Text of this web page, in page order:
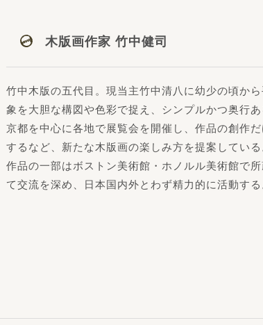
木版画作家 竹中健司
竹中木版の五代目。現当主竹中清八に幼少の頃か
象を大胆な構図や色彩で捉え、シンプルかつ奥行
京都を中心に各地で展覧会を開催し、作品の創作
するなど、新たな木版画の楽しみ方を提案している
作品の一部はボストン美術館・ホノルル美術館で
て交流を深め、日本国内外とわず精力的に活動する